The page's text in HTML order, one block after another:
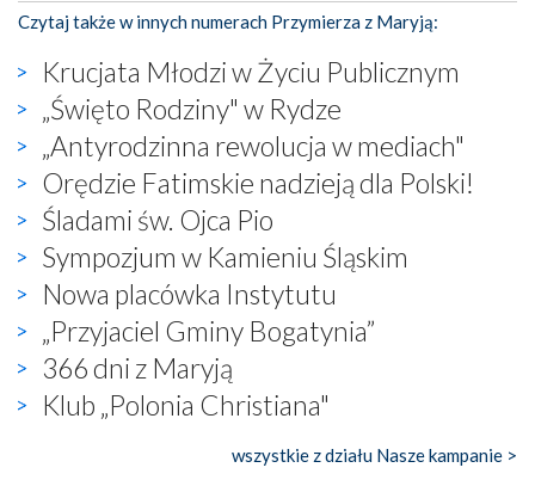
Czytaj także w innych numerach Przymierza z Maryją:
Krucjata Młodzi w Życiu Publicznym
„Święto Rodziny" w Rydze
„Antyrodzinna rewolucja w mediach"
Orędzie Fatimskie nadzieją dla Polski!
Śladami św. Ojca Pio
Sympozjum w Kamieniu Śląskim
Nowa placówka Instytutu
„Przyjaciel Gminy Bogatynia”
366 dni z Maryją
Klub „Polonia Christiana"
wszystkie z działu Nasze kampanie >